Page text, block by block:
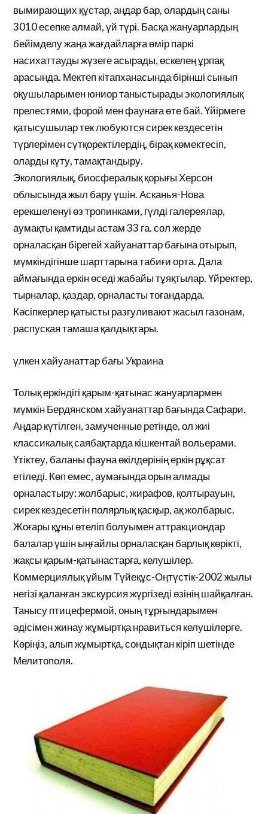
вымирающих құстар, аңдар бар, олардың саны
3010 есепке алмай, үй түрі. Басқа жануарлардың
бейімделу жаңа жағдайларға өмір паркі
насихаттауды жүзеге асырады, өскелең ұрпақ
арасында. Мектеп кітапханасында бірінші сынып
оқушыларымен юниор таныстырады экологиялық
прелестями, форой мен фаунаға өте бай. Үйірмеге
қатысушылар тек любуются сирек кездесетін
түрлерімен сүтқоректілердің, бірақ көмектесіп,
оларды күту, тамақтандыру.
Экологиялық, биосфералық қорығы Херсон
облысында жыл бару үшін. Асканья-Нова
ерекшеленуі өз тропинками, гүлді галереялар,
аумақты қамтиды астам 33 га. сол жерде
орналасқан бірегей хайуанаттар бағына отырып,
мүмкіндігінше шарттарына табиғи орта. Дала
аймағында еркін өседі жабайы тұяқтылар. Үйректер,
тырналар, қаздар, орналасты тоғандарда.
Кәсіпкерлер қатысты разгуливают жасыл газонам,
распуская тамаша қалдықтары.
үлкен хайуанаттар бағы Украина
Толық еркіндігі қарым-қатынас жануарлармен
мүмкін Бердянском хайуанаттар бағында Сафари.
Аңдар күтілген, замученные ретінде, ол жиі
классикалық саябақтарда кішкентай вольерами.
Үтіктеу, баланы фауна өкілдерінің еркін рұқсат
етіледі. Көп емес, аумағында орын алмады
орналастыру: жолбарыс, жирафов, қолтырауын,
сирек кездесетін полярлық қасқыр, ақ жолбарыс.
Жоғары құны өтеліп болуымен аттракциондар
балалар үшін ыңғайлы орналасқан барлық көрікті,
жақсы қарым-қатынастарға, келушілер.
Коммерциялық ұйым Түйеқұс-Оңтүстік-2002 жылы
негізі қаланған экскурсия жүргізеді өзінің шайқалған.
Танысу птицефермой, оның тұрғындарымен
әдісімен жинау жұмыртқа нравиться келушілерге.
Көріңіз, алып жұмыртқа, сондықтан кіріп шетінде
Мелитополя.